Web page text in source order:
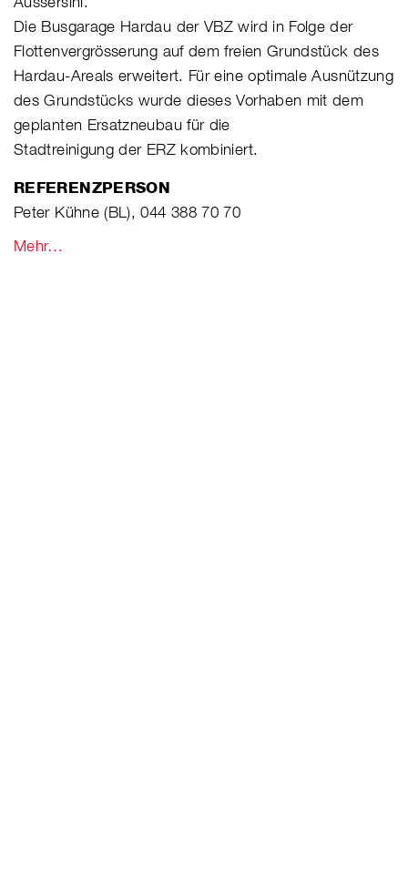
Die Busgarage Hardau der VBZ wird in Folge der
Flottenvergrösserung auf dem freien Grundstück des
Hardau-Areals erweitert. Für eine optimale Ausnützung
des Grundstücks wurde dieses Vorhaben mit dem
geplanten Ersatzneubau für die
Stadtreinigung der ERZ kombiniert.
REFERENZPERSON
Peter Kühne (BL), 044 388 70 70
Mehr…